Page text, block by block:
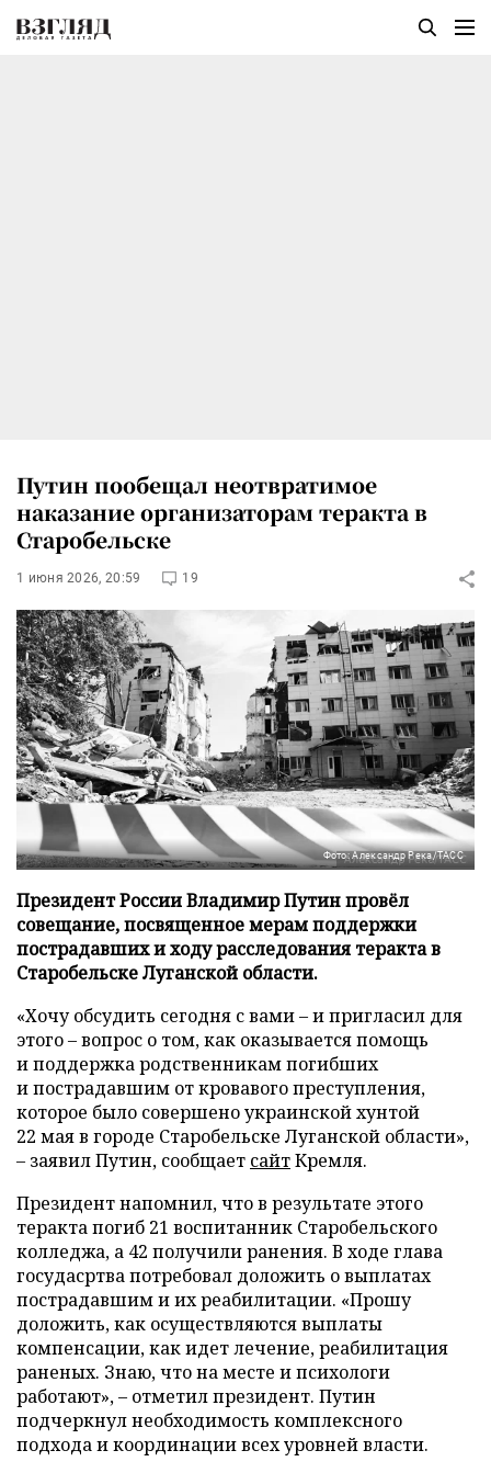
Путин пообещал неотвратимое
наказание организаторам теракта в
Старобельске
1 июня 2026, 20:59 19
Фото: Александр Река/ТАСС
Президент России Владимир Путин провёл
совещание, посвященное мерам поддержки
пострадавших и ходу расследования теракта в
Старобельске Луганской области.
«Хочу обсудить сегодня с вами – и пригласил для
этого – вопрос о том, как оказывается помощь
и поддержка родственникам погибших
и пострадавшим от кровавого преступления,
которое было совершено украинской хунтой
22 мая в городе Старобельске Луганской области»,
– заявил Путин, сообщает сайтКремля.
Президент напомнил, что в результате этого
теракта погиб 21 воспитанник Старобельского
колледжа, а 42 получили ранения. В ходе глава
госудасртва потребовал доложить о выплатах
пострадавшим и их реабилитации. «Прошу
доложить, как осуществляются выплаты
компенсации, как идет лечение, реабилитация
раненых. Знаю, что на месте и психологи
работают», – отметил президент. Путин
подчеркнул необходимость комплексного
подхода и координации всех уровней власти.